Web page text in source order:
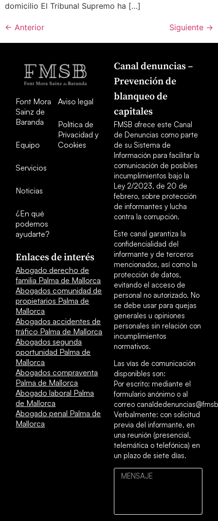
domicilio El Tribunal Supremo ha […]
← Anterior Siguiente →
Font Mora
Sainz de
Baranda
Equipo
Servicios
Noticias
¿En qué
podemos
ayudarte?
Aviso legal
Política de
Privacidad y
Cookies
Enlaces de interés
Abogado derecho de
familia Palma de Mallorca
Abogados comunidad de
propietarios Palma de
Mallorca
Abogados accidentes de
tráfico Palma de Mallorca
Abogados segunda
oportunidad Palma de
Mallorca
Abogados compraventa
Palma de Mallorca
Abogado laboral Palma
de Mallorca
Abogado penal Palma de
Mallorca
Canal denuncias –
Prevención de
blanqueo de
capitales
FMSB ofrece este Canal
de Denuncias como parte
de su Sistema de
Información para facilitar la
comunicación de posibles
incumplimientos bajo la
Ley 2/2023, de 20 de
febrero, sobre protección
de informantes y lucha
contra la corrupción.
Este canal garantiza la
confidencialidad del
informante y de terceros
mencionados, así como la
protección de datos,
evitando el acceso de
personal no autorizado. No
se debe usar para quejas
generales u opiniones
personales sin relación con
incumplimientos
normativos.
Las vías de comunicación
disponibles son:
Por escrito: mediante el
formulario anónimo o al
correo
Verbalmente: con solicitud
previa del informante, en
una reunión (presencial,
telemática o telefónica) en
un plazo de siete días.